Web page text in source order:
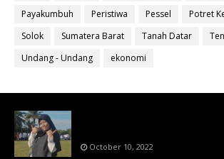
Payakumbuh
Peristiwa Pessel
Potret
Solok
Sumatera Barat Tanah Datar
Undang - Undang
ekonomi
October 10, 2022